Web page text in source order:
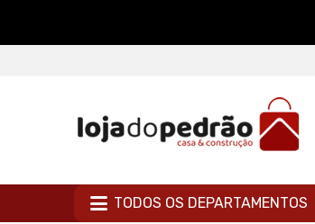
TODOS OS DEPARTAMENTOS